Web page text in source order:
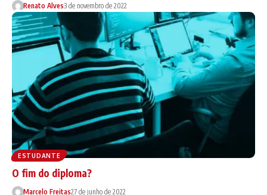
Renato Alves3 de novembro de 2022
ESTUDANTE
O fim do diploma?
Marcelo Freitas27 de junho de 2022